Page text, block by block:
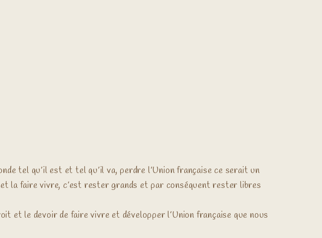
tel qu’il est et tel qu’il va, perdre l’Union française ce serait un
la faire vivre, c’est rester grands et par conséquent rester libres
le devoir de faire vivre et développer l’Union française que nous